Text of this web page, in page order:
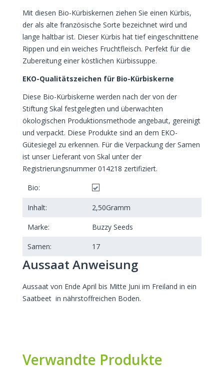
Mit diesen Bio-Kürbiskernen ziehen Sie einen Kürbis,
der als alte französische Sorte bezeichnet wird und
lange haltbar ist. Dieser Kürbis hat tief eingeschnittene
Rippen und ein weiches Fruchtfleisch. Perfekt für die
Zubereitung einer köstlichen Kürbissuppe.
EKO-Qualitätszeichen für Bio-Kürbiskerne
Diese Bio-Kürbiskerne werden nach der von der
Stiftung Skal festgelegten und überwachten
ökologischen Produktionsmethode angebaut, gereinigt
und verpackt. Diese Produkte sind an dem EKO-
Gütesiegel zu erkennen. Für die Verpackung der Samen
ist unser Lieferant von Skal unter der
Registrierungsnummer 014218 zertifiziert.
Bio:
Inhalt: 2,50Gramm
Marke: Buzzy Seeds
Samen: 17
Aussaat Anweisung
Aussaat von Ende April bis Mitte Juni im Freiland in ein
Saatbeet in nährstoffreichen Boden.
Verwandte Produkte